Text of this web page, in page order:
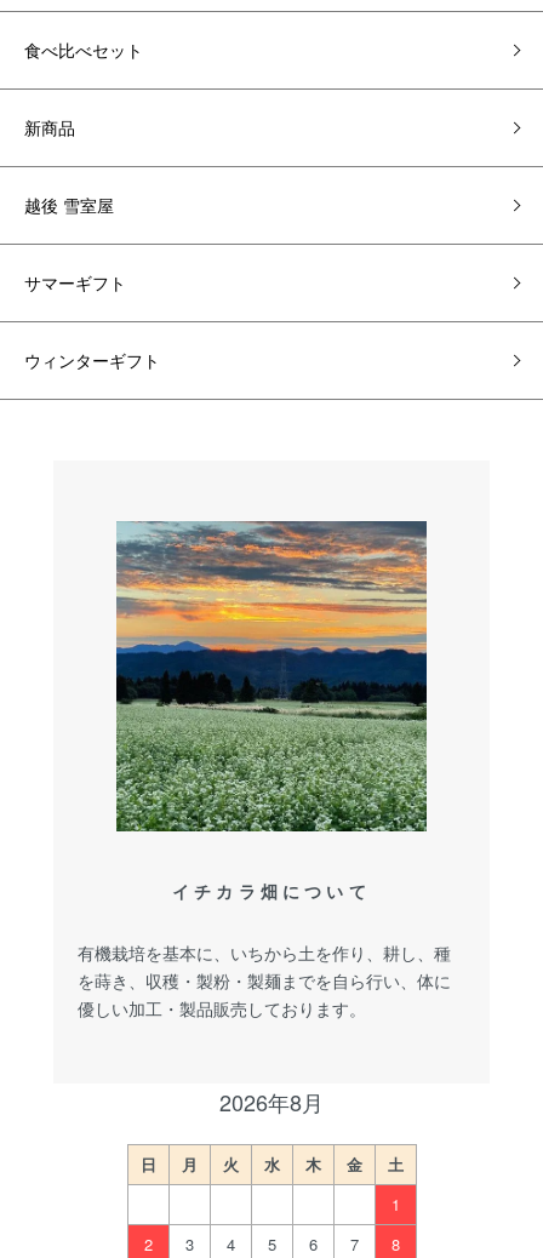
食べ比べセット
新商品
越後 雪室屋
サマーギフト
ウィンターギフト
イチカラ畑について
有機栽培を基本に、いちから土を作り、耕し、種
を蒔き、収穫・製粉・製麺までを自ら行い、体に
優しい加工・製品販売しております。
2026年8月
日 月 火 水 木 金
土
1
2
3 4 5 6 7
8